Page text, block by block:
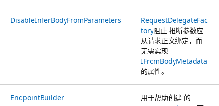
DisableInferBodyFromParameters
RequestDelegateFac
tory阻止 推断参数应
从请求正文绑定，而
无需实现
IFromBodyMetadata
的属性。
EndpointBuilder
用于帮助创建 的